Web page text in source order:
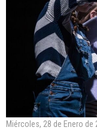
Miércoles, 28 de Enero de